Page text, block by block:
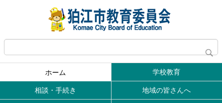
ホーム 学校教育
相談・手続き 地域の皆さんへ